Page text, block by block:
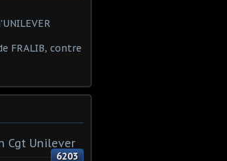
FRALIB, contre
Cgt Unilever
6203